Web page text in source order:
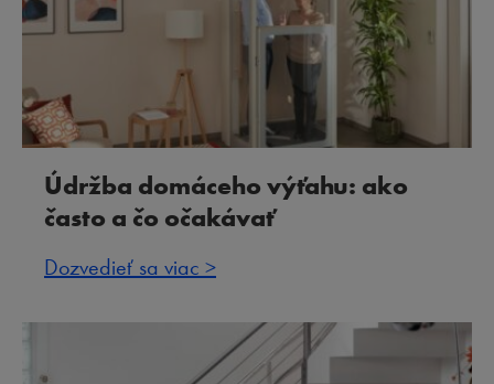
Údržba domáceho výťahu: ako
často a čo očakávať
Dozvedieť sa viac >